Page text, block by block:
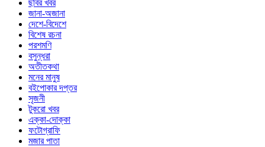
ছবির খবর
জানা-অজানা
দেশে-বিদেশে
বিশেষ রচনা
পরশমণি
বসুন্ধরা
অতীতকথা
মনের মানুষ
বইপোকার দপ্তর
সৃজনী
টুকরো খবর
এক্কা-দোক্কা
ফটোগ্রাফি
মজার পাতা